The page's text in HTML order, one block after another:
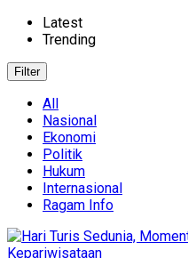
Latest
Trending
Filter
All
Nasional
Ekonomi
Politik
Hukum
Internasional
Ragam Info